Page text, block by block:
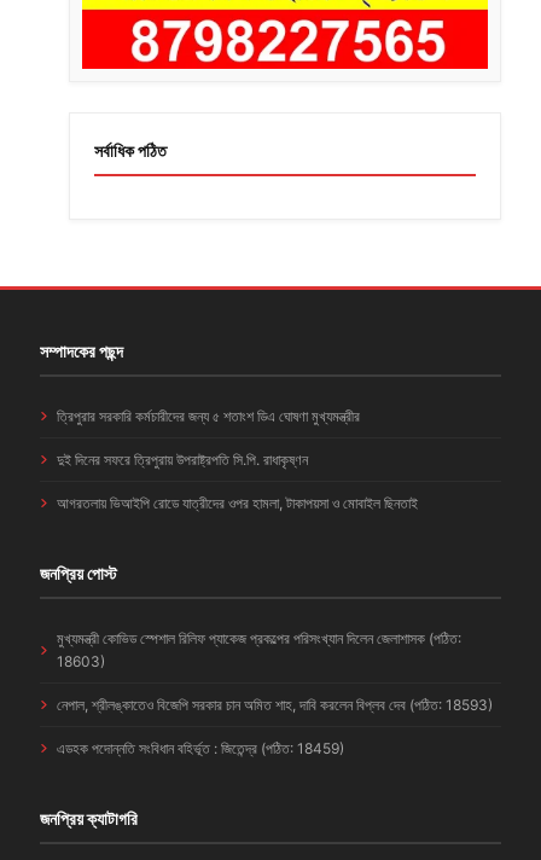
সর্বাধিক পঠিত
সম্পাদকের পছন্দ
ত্রিপুরার সরকারি কর্মচারীদের জন্য ৫ শতাংশ ডিএ ঘোষণা মুখ্যমন্ত্রীর
দুই দিনের সফরে ত্রিপুরায় উপরাষ্ট্রপতি সি.পি. রাধাকৃষ্ণন
আগরতলায় ভিআইপি রোডে যাত্রীদের ওপর হামলা, টাকাপয়সা ও মোবাইল ছিনতাই
জনপ্রিয় পোস্ট
মুখ্যমন্ত্রী কোভিড স্পেশাল রিলিফ প্যাকেজ প্রকল্পের পরিসংখ্যান দিলেন জেলাশাসক (পঠিত:
18603)
নেপাল, শ্রীলঙ্কাতেও বিজেপি সরকার চান অমিত শাহ, দাবি করলেন বিপ্লব দেব (পঠিত: 18593)
এডহক পদোন্নতি সংবিধান বহির্ভূত : জিতেন্দ্র (পঠিত: 18459)
জনপ্রিয় ক্যাটাগরি